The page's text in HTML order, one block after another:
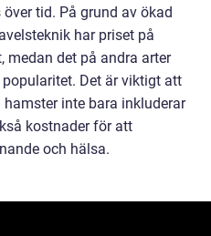
tid. På grund av ökad
har priset på
medan det på andra arter
Det är viktigt att
inte bara inkluderar
kostnader för att
och hälsa.